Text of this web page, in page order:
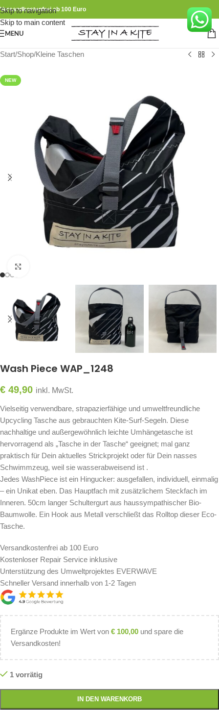
Skip to navigation
Skip to main content
Versandkostenfrei ab 100 Euro
MENU
Start/Shop/Kleine Taschen
NEW
Wash Piece WAP_1248
€ 49,90 inkl. MwSt.
Vielseitig verwendbare, strapazierfähige und umweltfreundliche
Upcycling Tasche aus gebrauchten Kite-Surf-Segeln. Diese
nachhaltige und außergewöhnlich leichte Umhängetasche ist
hervorragend als „Tasche in der Tasche“ geeignet; mal ganz
praktisch für Dein aktuelles Strickprojekt oder für Dein nasses
Schwimmzeug, weil sie wasserabweisend ist .
Jedes WashPiece ist ein Hingucker: ausgefallen, individuell, einmalig
– ein Unikat eben. Das Hauptfach mit zusätzlichem Steckfach im
Inneren. 50cm langer Schultergurt aus haussympathischer Bio-
Baumwolle. Ein Hook aus Metall verschließt das Rolltop dieser Eco-
Tasche.
Versandkostenfrei ab 100 Euro
Kostenloser Repair Service inklusive
Unterstützung des Umweltprojektes EVERWAVE
Schneller Versand innerhalb von 1-2 Tagen
Ergänze Produkte im Wert von € 100,00 und spare die
Versandkosten!
1 vorrätig
IN DEN WARENKORB